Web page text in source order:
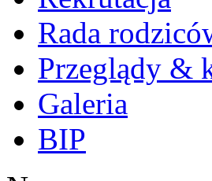
Rada
Przeglądy &
Galeria
BIP